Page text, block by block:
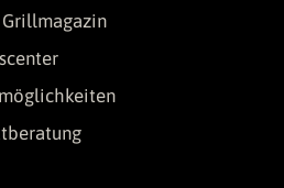
Grillmagazin